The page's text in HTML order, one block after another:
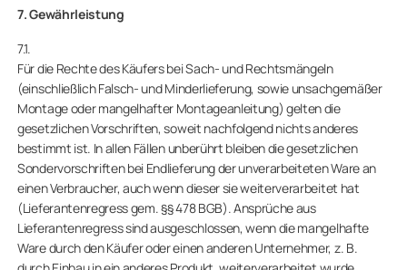
7. Gewährleistung
7.1.
Für die Rechte des Käufers bei Sach- und Rechtsmängeln
(einschließlich Falsch- und Minderlieferung, sowie unsachgemäßer
Montage oder mangelhafter Montageanleitung) gelten die
gesetzlichen Vorschriften, soweit nachfolgend nichts anderes
bestimmt ist. In allen Fällen unberührt bleiben die gesetzlichen
Sondervorschriften bei Endlieferung der unverarbeiteten Ware an
einen Verbraucher, auch wenn dieser sie weiterverarbeitet hat
(Lieferantenregress gem. §§ 478 BGB). Ansprüche aus
Lieferantenregress sind ausgeschlossen, wenn die mangelhafte
Ware durch den Käufer oder einen anderen Unternehmer, z. B.